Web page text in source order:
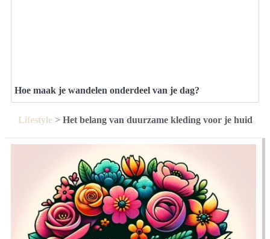
Hoe maak je wandelen onderdeel van je dag?
Lifestyle> Het belang van duurzame kleding voor je huid